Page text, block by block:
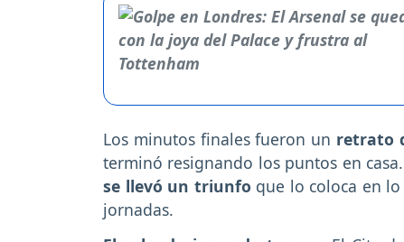
Los minutos finales fueron un retrato
terminó resignando los puntos en
se llevó un triunfo que lo coloca en lo
jornadas.